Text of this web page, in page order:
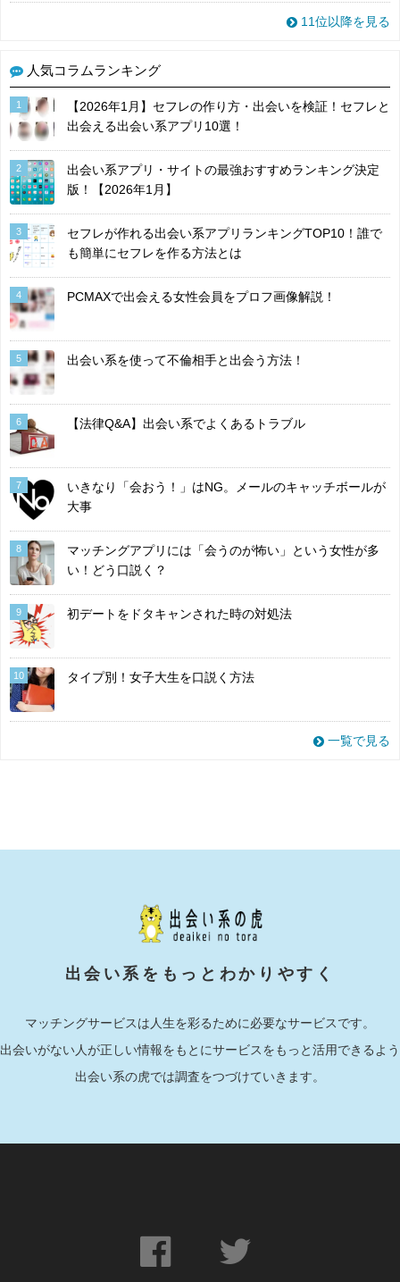
11位以降を見る
人気コラムランキング
1
【2026年1月】セフレの作り方・出会いを検証！セフレと
出会える出会い系アプリ10選！
2
出会い系アプリ・サイトの最強おすすめランキング決定
版！【2026年1月】
3
セフレが作れる出会い系アプリランキングTOP10！誰で
も簡単にセフレを作る方法とは
4 PCMAXで出会える女性会員をプロフ画像解説！
5 出会い系を使って不倫相手と出会う方法！
6 【法律Q&A】出会い系でよくあるトラブル
7
いきなり「会おう！」はNG。メールのキャッチボールが
大事
8
マッチングアプリには「会うのが怖い」という女性が多
い！どう口説く？
9 初デートをドタキャンされた時の対処法
10 タイプ別！女子大生を口説く方法
一覧で見る
出会い系をもっとわかりやすく
マッチングサービスは人生を彩るために必要なサービスです。
出会いがない人が正しい情報をもとにサービスをもっと活用できるよう
出会い系の虎では調査をつづけていきます。